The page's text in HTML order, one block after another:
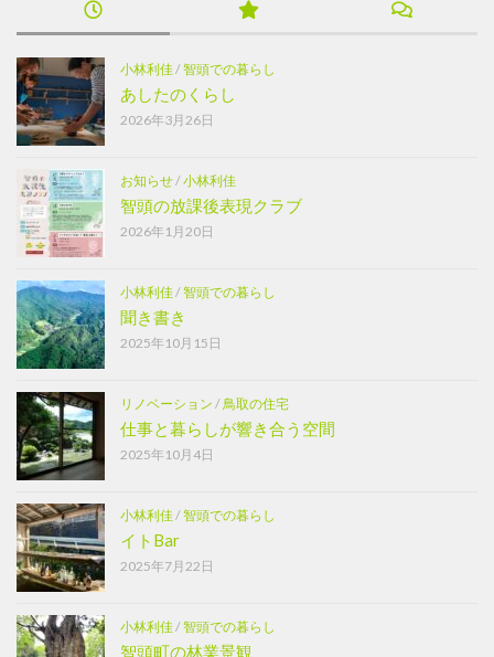
小林利佳/智頭での暮らし
あしたのくらし
2026年3月26日
お知らせ/小林利佳
智頭の放課後表現クラブ
2026年1月20日
小林利佳/智頭での暮らし
聞き書き
2025年10月15日
リノベーション /鳥取の住宅
仕事と暮らしが響き合う空間
2025年10月4日
小林利佳/智頭での暮らし
イトBar
2025年7月22日
小林利佳/智頭での暮らし
智頭町の林業景観